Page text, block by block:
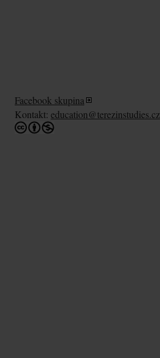
Facebook skupina
Kontakt: education@terezinstudies.cz